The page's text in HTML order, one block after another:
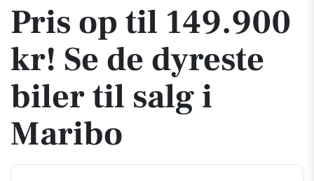
Pris op til 149.900
kr! Se de dyreste
biler til salg i
Maribo